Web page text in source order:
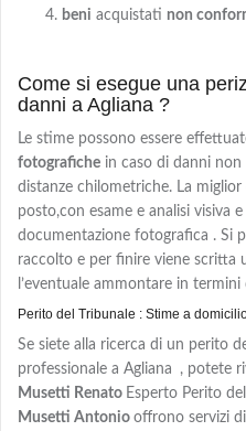
beni acquistati non
Come si esegue una
danni a Agliana ?
Le stime possono essere
fotografiche in caso di danni
distanze chilometriche. La miglior
posto,con esame e analisi visiva e
documentazione fotografica . Si
raccolto e per finire viene scritta
l’eventuale ammontare in termini
Perito del Tribunale : Stime a
Se siete alla ricerca di un perito
professionale a Agliana
, potete
Musetti Renato Esperto Perito
Musetti Antonio offrono servizi